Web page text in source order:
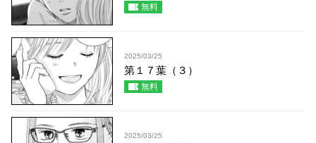
無料
2025/03/25
第１７葉（３）
無料
2025/03/25